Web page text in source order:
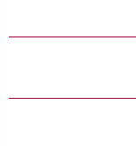
Nie war es